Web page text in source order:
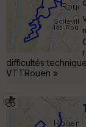
difficultés
VTTRouen »